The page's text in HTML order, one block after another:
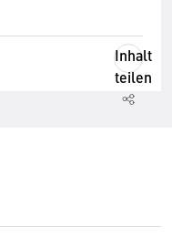
Inhalt
teilen